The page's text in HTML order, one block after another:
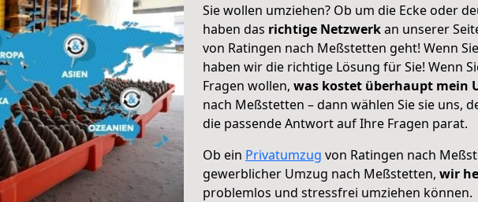
Sie wollen umziehen? Ob um die Ecke oder
haben das richtige Netzwerkan unserer
von Ratingen nach Meßstetten geht! Wenn
haben wir die richtige Lösung für Sie! Wenn
Fragen wollen, was kostet überhaupt mein
nach Meßstetten – dann wählen Sie sie uns,
die passende Antwort auf Ihre Fragen parat.
Ob ein Privatumzug von Ratingen nach
gewerblicher Umzug nach Meßstetten, wir
problemlos und stressfrei umziehen können.